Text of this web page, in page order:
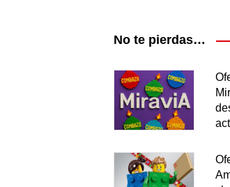
Promociones
No te pierdas…